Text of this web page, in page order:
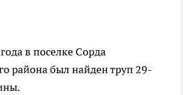
в поселке Сорда
района был найден труп 29-